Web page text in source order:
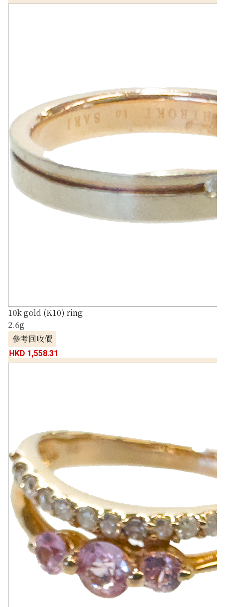
10k gold (K10) ring
2.6g
參考回收價
HKD 1,558.31